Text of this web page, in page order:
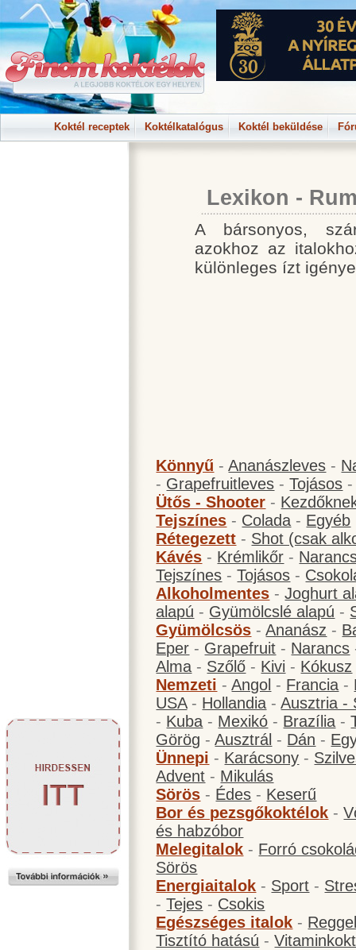
Koktél receptek Koktélkatalógus Koktél beküldése
Lexikon -
A bársonyos,
azokhoz az
különleges ízt
Könnyű -Ananászleves -
- Grapefruitleves -Tojásos
Ütős - Shooter -
Tejszínes - Colada - Egyéb
Rétegezett - Shot (csak
Kávés - Krémlikőr -
Tejszínes -Tojásos -
Alkoholmentes -Joghurt
alapú - Gyümölcslé alapú -
Gyümölcsös -Ananász -
Eper - Grapefruit - Narancs
Alma - Szőlő - Kivi - Kókusz
Nemzeti -Angol - Francia -
USA- Hollandia -Ausztria -
- Kuba - Mexikó - Brazília -
Görög -Ausztrál - Dán -
Ünnepi - Karácsony -
Advent - Mikulás
Sörös - Édes - Keserű
Bor és pezsgőkoktélok -
és habzóbor
Melegitalok - Forró
Sörös
Energiaitalok - Sport -
-Tejes - Csokis
Egészséges italok -
Tisztító hatású -